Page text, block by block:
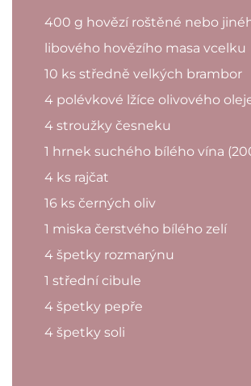
400 g hovězí roštěné nebo
libového hovězího masa vcelku
10 ks středně velkých brambor
4 polévkové lžíce olivového
4 stroužky česneku
1 hrnek suchého bílého vína
4 ks rajčat
16 ks černých oliv
1 miska čerstvého bílého zelí
4 špetky rozmarýnu
1 střední cibule
4 špetky pepře
4 špetky soli